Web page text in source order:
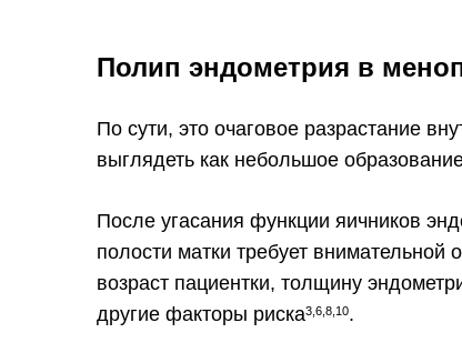
Полип эндометрия в
По сути, это очаговое разрастание
выглядеть как небольшое
После угасания функции яичников
полости матки требует
возраст пациентки, толщину
другие факторы риска3,6,8,10.